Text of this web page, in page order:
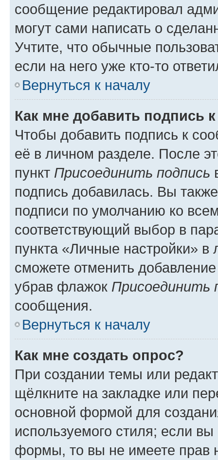
сообщение редактировал
могут сами написать о
Учтите, что обычные
если на него уже кто-то
Вернуться к началу
Как мне добавить подпись
Чтобы добавить подпись к
её в личном разделе. После
пункт Присоединить подпись
подпись добавилась. Вы
подписи по умолчанию ко
соответствующий выбор в
пункта «Личные настройки»
сможете отменить
убрав флажок Присоединить
сообщения.
Вернуться к началу
Как мне создать опрос?
При создании темы или
щёлкните на закладке или
основной формой для
используемого стиля; если
формы, то вы не имеете прав